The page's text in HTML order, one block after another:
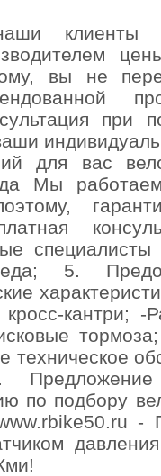
клиенты
вы не
при
для вас
Мы
5.
кантри;
техническое
Предложение
по подбору
-